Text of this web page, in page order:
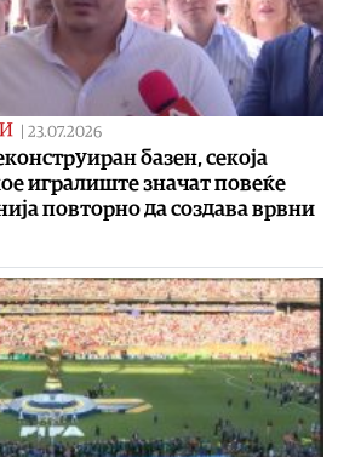
23.07.2026
базен, секоја
игралиште значат повеќе
повторно да создава врвни